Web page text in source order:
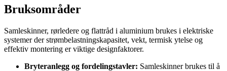
Bruksområder
Samleskinner, rørledere og flattråd i aluminium brukes i elektriske
systemer der strømbelastningskapasitet, vekt, termisk ytelse og
effektiv montering er viktige designfaktorer.
Bryteranlegg og fordelingstavler: Samleskinner brukes til å